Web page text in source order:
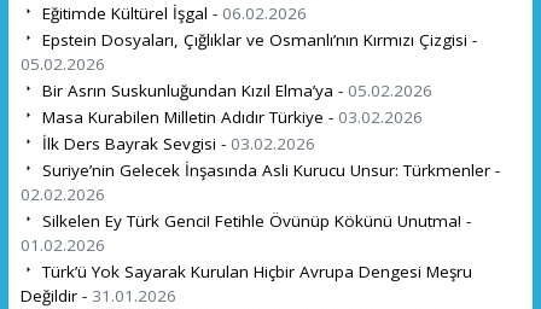
Eğitimde Kültürel İşgal - 06.02.2026
Epstein Dosyaları, Çığlıklar ve Osmanlı’nın Kırmızı Çizgisi -
05.02.2026
Bir Asrın Suskunluğundan Kızıl Elma’ya - 05.02.2026
Masa Kurabilen Milletin Adıdır Türkiye - 03.02.2026
İlk Ders Bayrak Sevgisi - 03.02.2026
Suriye’nin Gelecek İnşasında Asli Kurucu Unsur: Türkmenler -
02.02.2026
Silkelen Ey Türk Genci! Fetihle Övünüp Kökünü Unutma! -
01.02.2026
Türk’ü Yok Sayarak Kurulan Hiçbir Avrupa Dengesi Meşru
Değildir - 31.01.2026